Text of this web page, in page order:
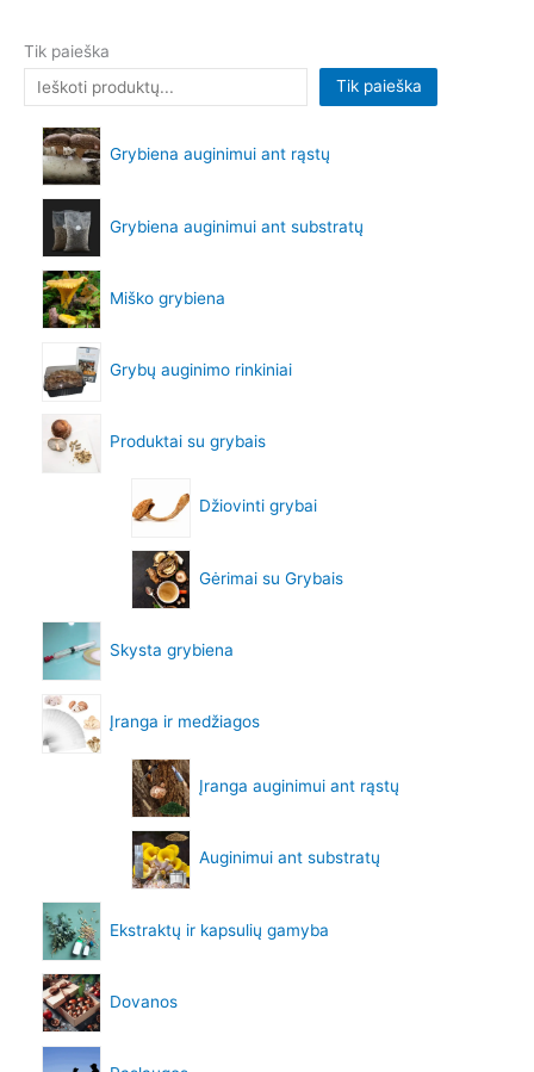
Tik paieška
Tik paieška
Grybiena auginimui ant rąstų
Grybiena auginimui ant substratų
Miško grybiena
Grybų auginimo rinkiniai
Produktai su grybais
Džiovinti grybai
Gėrimai su Grybais
Skysta grybiena
Įranga ir medžiagos
Įranga auginimui ant rąstų
Auginimui ant substratų
Ekstraktų ir kapsulių gamyba
Dovanos